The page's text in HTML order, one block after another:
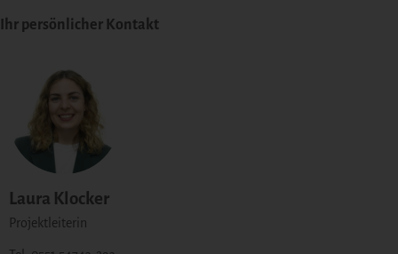
Ihr persönlicher Kontakt
Laura Klocker
Projektleiterin